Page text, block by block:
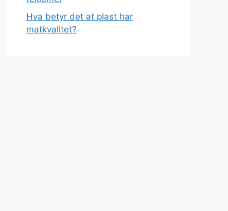
Hva betyr det at plast har
matkvalitet?